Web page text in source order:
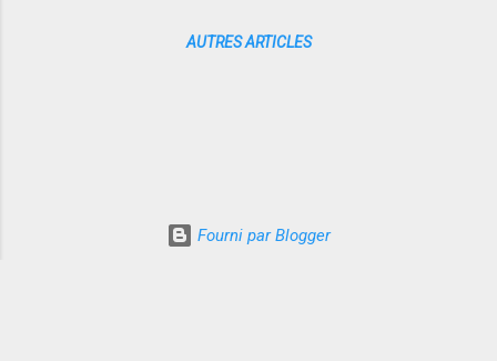
long de la vie... L'apprenance ambiante ou la formation
AUTRES ARTICLES
Fourni par Blogger